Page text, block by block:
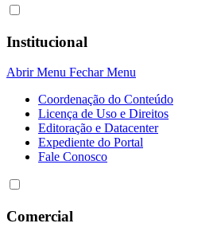
Institucional
Abrir Menu Fechar Menu
Coordenação do Conteúdo
Licença de Uso e Direitos
Editoração e Datacenter
Expediente do Portal
Fale Conosco
Comercial